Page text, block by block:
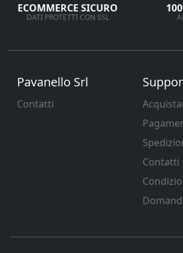
ECOMMERCE SICURO
DATI PROTETTI CON SSL
Pavanello Srl
Contatti
Contatti